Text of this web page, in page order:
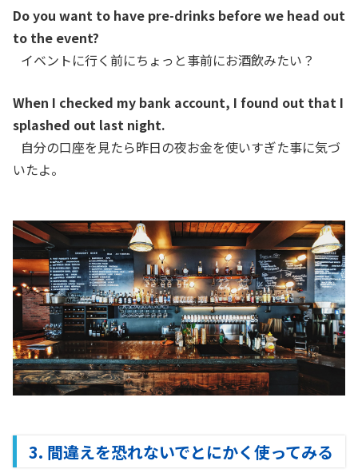
Do you want to have pre-drinks before we head out
to the event?
イベントに行く前にちょっと事前にお酒飲みたい？
When I checked my bank account, I found out that I
splashed out last night.
自分の口座を見たら昨日の夜お金を使いすぎた事に気づ
いたよ。
3. 間違えを恐れないでとにかく使ってみる